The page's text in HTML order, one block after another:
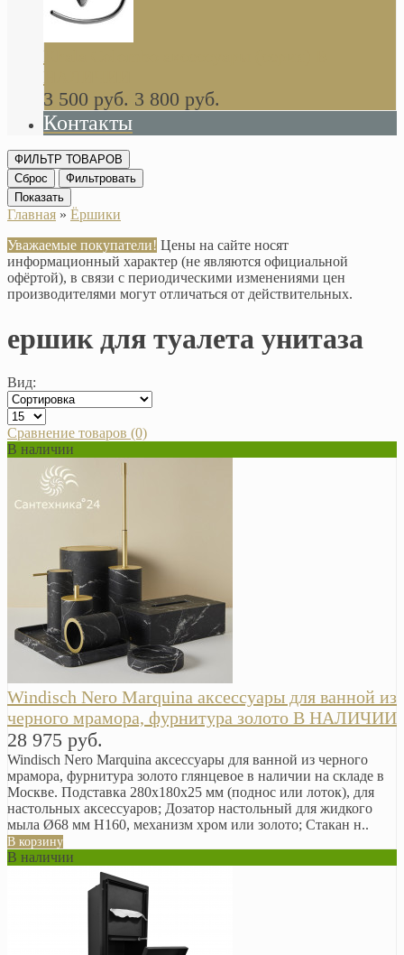
Khala Colombo аксессуары (серия) В
НАЛИЧИИ
3 500 руб. 3 800 руб.
Контакты
ФИЛЬТР ТОВАРОВ
Сброс
Фильтровать
Показать
Главная » Ёршики
Уважаемые покупатели! Цены на сайте носят
информационный характер (не являются официальной
офёртой), в связи с периодическими изменениями цен
производителями могут отличаться от действительных.
ершик для туалета унитаза
Вид:
Сравнение товаров (0)
В наличии
Windisch Nero Marquina аксессуары для ванной из
черного мрамора, фурнитура золото В НАЛИЧИИ
28 975 руб.
Windisch Nero Marquina аксессуары для ванной из черного
мрамора, фурнитура золото глянцевое в наличии на складе в
Москве. Подставка 280х180х25 мм (поднос или лоток), для
настольных аксессуаров; Дозатор настольный для жидкого
мыла Ø68 мм H160, механизм хром или золото; Стакан н..
В корзину
В наличии